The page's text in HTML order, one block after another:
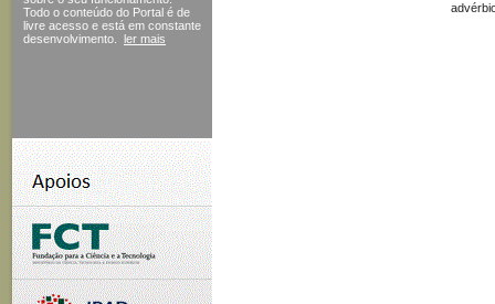
Todo o conteúdo do Portal é de
livre acesso e está em constante
desenvolvimento.
ler mais